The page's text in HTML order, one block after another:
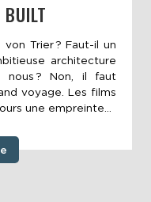
Trier ? Faut-il un
architecture
? Non, il faut
voyage. Les films
une empreinte...